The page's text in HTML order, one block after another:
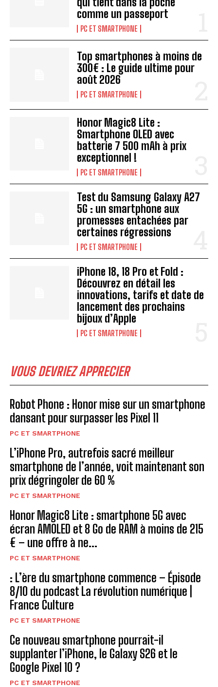
comme un passeport
PC ET SMARTPHONE
Top smartphones à moins de
300€ : Le guide ultime pour
août 2026
PC ET SMARTPHONE
Honor Magic8 Lite :
Smartphone OLED avec
batterie 7 500 mAh à prix
exceptionnel !
PC ET SMARTPHONE
Test du Samsung Galaxy A27
5G : un smartphone aux
promesses entachées par
certaines régressions
PC ET SMARTPHONE
iPhone 18, 18 Pro et Fold :
Découvrez en détail les
innovations, tarifs et date de
lancement des prochains
bijoux d’Apple
PC ET SMARTPHONE
VOUS DEVRIEZ APPRECIER
Robot Phone : Honor mise sur un smartphone
dansant pour surpasser les Pixel 11
PC ET SMARTPHONE
L’iPhone Pro, autrefois sacré meilleur
smartphone de l’année, voit maintenant son
prix dégringoler de 60 %
PC ET SMARTPHONE
Honor Magic8 Lite : smartphone 5G avec
écran AMOLED et 8 Go de RAM à moins de 215
€ – une offre à ne...
PC ET SMARTPHONE
: L’ère du smartphone commence – Épisode
8/10 du podcast La révolution numérique |
France Culture
PC ET SMARTPHONE
Ce nouveau smartphone pourrait-il
supplanter l’iPhone, le Galaxy S26 et le
Google Pixel 10 ?
PC ET SMARTPHONE